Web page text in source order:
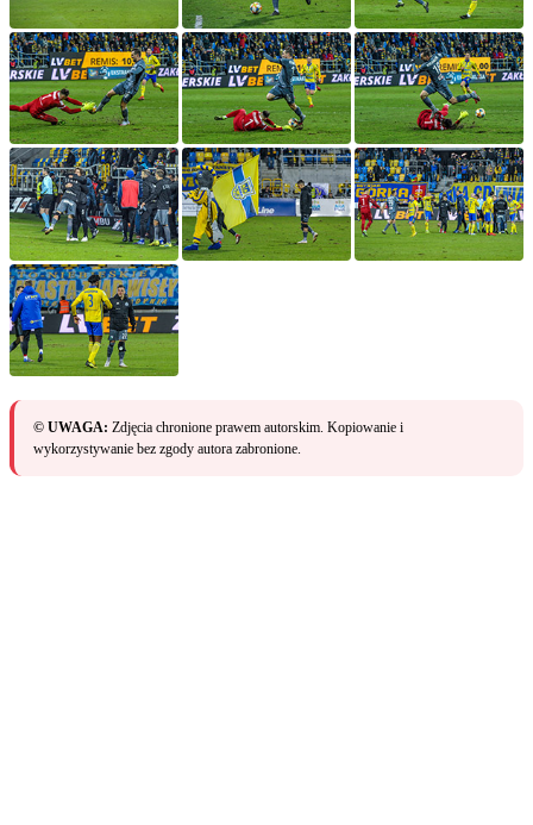
© UWAGA: Zdjęcia chronione prawem autorskim. Kopiowanie i
wykorzystywanie bez zgody autora zabronione.